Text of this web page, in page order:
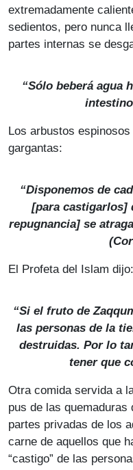
extremadamente
sedientos, pero nunca
partes internas se
“Sólo beberá agua
Los arbustos
gargantas:
“Disponemos de
[para castigarlos]
repugnancia] se
El Profeta del Islam dijo:
“Si el fruto de
las personas de la
destruidas. Por lo
tener que
Otra comida servida a
pus de las
partes privadas de los
carne de aquellos que
“castigo” de las